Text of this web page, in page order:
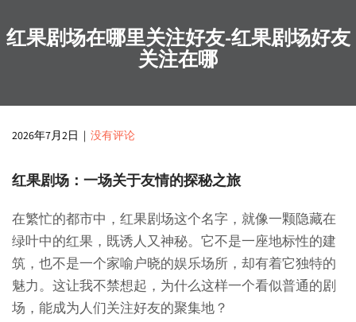
红果剧场在哪里关注好友-红果剧场好友
关注在哪
2026年7月2日 | 没有评论
红果剧场：一场关于友情的探秘之旅
在繁忙的都市中，红果剧场这个名字，就像一颗隐藏在
绿叶中的红果，既诱人又神秘。它不是一座地标性的建
筑，也不是一个家喻户晓的娱乐场所，却有着它独特的
魅力。这让我不禁想起，为什么这样一个看似普通的剧
场，能成为人们关注好友的聚集地？